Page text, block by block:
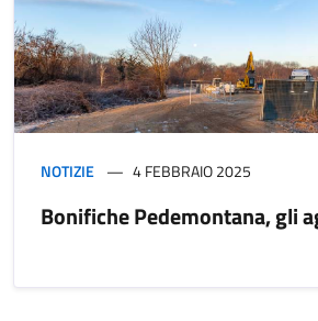
NOTIZIE 4 FEBBRAIO 2025
Bonifiche Pedemontana, gli